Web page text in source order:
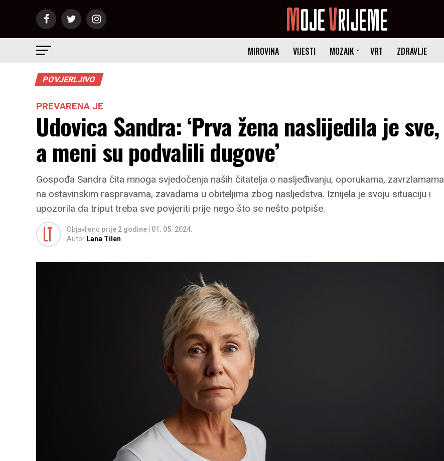
MIROVINA VIJESTI MOZAIK VRT ZDRAVLJE
POVJERLJIVO
PREVARENA JE
Udovica Sandra: ‘Prva žena naslijedila je sve,
a meni su podvalili dugove’
Gospođa Sandra čita mnoga svjedočenja naših čitatelja o nasljeđivanju, oporukama, zavrzlamama
na ostavinskim raspravama, zavadama u obiteljima zbog nasljedstva. Iznijela je svoju situaciju i
upozorila da triput treba sve povjeriti prije nego što se nešto potpiše.
Objavljeno prije 2 godine
01. 05. 2024.
Autor Lana Tilen